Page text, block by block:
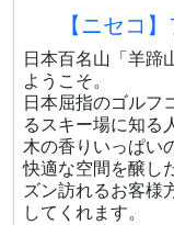
【ニセコ
日本百名山「羊蹄
ようこそ。
日本屈指のゴルフ
るスキー場に知る
木の香りいっぱい
快適な空間を醸し
ズン訪れるお客様
してくれます。